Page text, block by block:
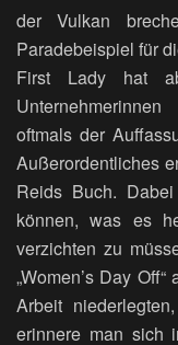
der Vulkan
Paradebeispiel für
First Lady hat
oftmals der
Außerordentliches
Reids Buch.
können, was es
verzichten zu
„Women’s Day
Arbeit
erinnere man sich